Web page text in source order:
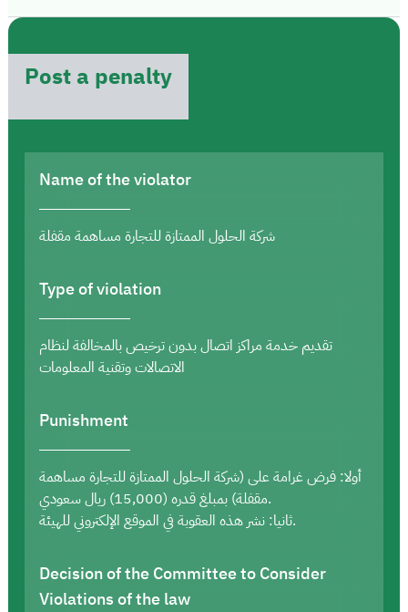
Post a penalty
Name of the violator
شركة الحلول الممتازة للتجارة مساهمة مقفلة
Type of violation
تقديم خدمة مراكز اتصال بدون ترخيص بالمخالفة لنظام
الاتصالات وتقنية المعلومات
Punishment
أولا: فرض غرامة على (شركة الحلول الممتازة للتجارة مساهمة
مقفلة) بمبلغ قدره (15,000) ريال سعودي.
ثانيا: نشر هذه العقوبة في الموقع الإلكتروني للهيئة.
Decision of the Committee to Consider
Violations of the law